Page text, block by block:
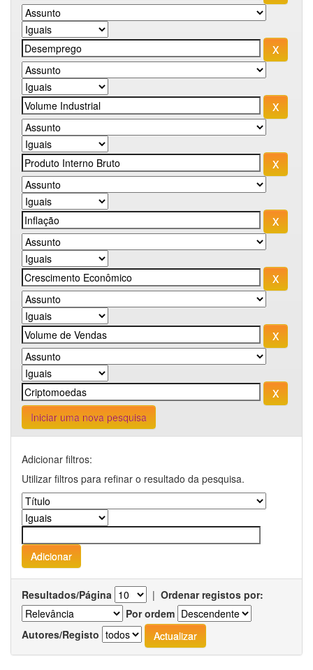
Iniciar uma nova pesquisa
Adicionar filtros:
Utilizar filtros para refinar o resultado da pesquisa.
Resultados/Página | Ordenar registos por:
Por ordem
Autores/Registo